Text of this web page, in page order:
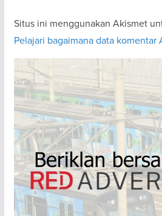
Situs ini menggunakan Akismet
Pelajari bagaimana data komentar